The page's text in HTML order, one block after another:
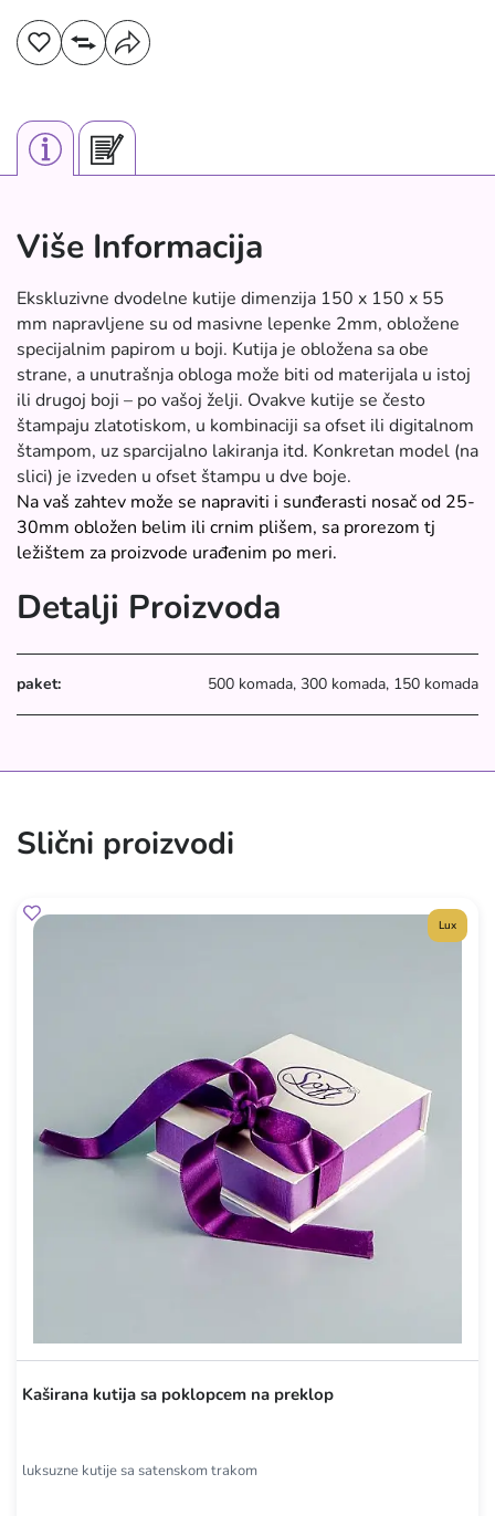
Više Informacija
Ekskluzivne dvodelne kutije dimenzija 150 x 150 x 55
mm napravljene su od masivne lepenke 2mm, obložene
specijalnim papirom u boji. Kutija je obložena sa obe
strane, a unutrašnja obloga može biti od materijala u istoj
ili drugoj boji – po vašoj želji. Ovakve kutije se često
štampaju zlatotiskom, u kombinaciji sa ofset ili digitalnom
štampom, uz sparcijalno lakiranja itd. Konkretan model (na
slici) je izveden u ofset štampu u dve boje.
Na vaš zahtev može se napraviti i sunđerasti nosač od 25-
30mm obložen belim ili crnim plišem, sa prorezom tj
ležištem za proizvode urađenim po meri.
Detalji Proizvoda
paket: 500 komada, 300 komada, 150 komada
Slični proizvodi
Lux
Kaširana kutija sa poklopcem na preklop
luksuzne kutije sa satenskom trakom